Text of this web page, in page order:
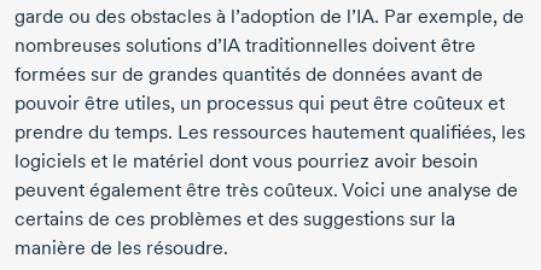
garde ou des obstacles à l’adoption de l’IA. Par exemple, de
nombreuses solutions d’IA traditionnelles doivent être
formées sur de grandes quantités de données avant de
pouvoir être utiles, un processus qui peut être coûteux et
prendre du temps. Les ressources hautement qualifiées, les
logiciels et le matériel dont vous pourriez avoir besoin
peuvent également être très coûteux. Voici une analyse de
certains de ces problèmes et des suggestions sur la
manière de les résoudre.